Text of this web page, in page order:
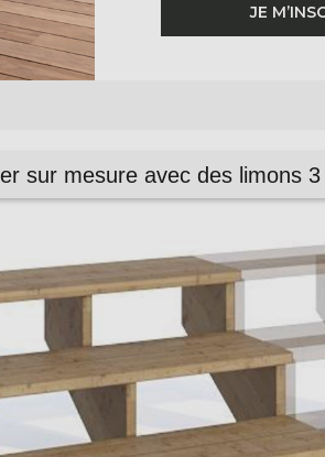
sur mesure avec des limons
JE